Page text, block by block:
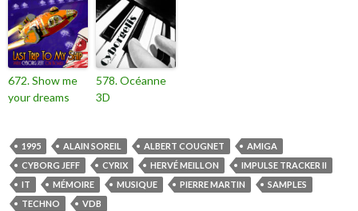
672. Show me
your dreams
578. Océanne
3D
1995 ALAIN SOREIL ALBERT COUGNET
AMIGA
CYBORG JEFF
CYRIX HERVÉ MEILLON
IMPULSE TRACKER II
IT
MÉMOIRE MUSIQUE PIERRE MARTIN
SAMPLES
TECHNO
VDB